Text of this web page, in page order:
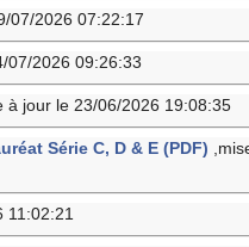
07/2026 07:22:17
07/2026 09:26:33
à jour le 23/06/2026 19:08:35
Série C, D & E (PDF)
11:02:21